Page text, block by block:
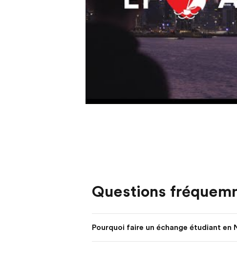
Questions
Pourquoi faire un échange étudiant en